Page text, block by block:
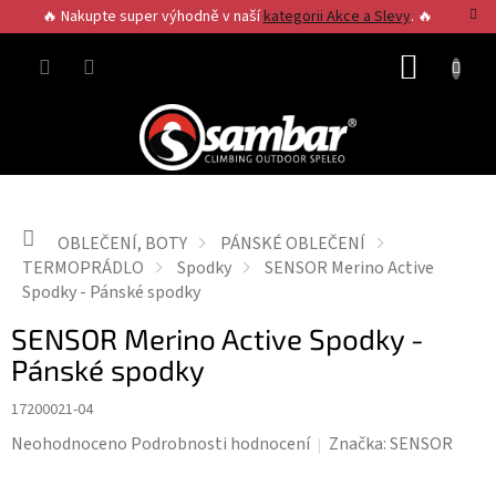
na
obsah
🔥 Nakupte super výhodně v našíkategorii Akce a Slevy. 🔥
Domů
OBLEČENÍ, BOTY
PÁNSKÉ OBLEČENÍ
TERMOPRÁDLO
Spodky
SENSOR Merino Active
Spodky - Pánské spodky
SENSOR Merino Active Spodky -
Pánské spodky
17200021-04
Průměrné
Neohodnoceno Podrobnosti hodnocení Značka:SENSOR